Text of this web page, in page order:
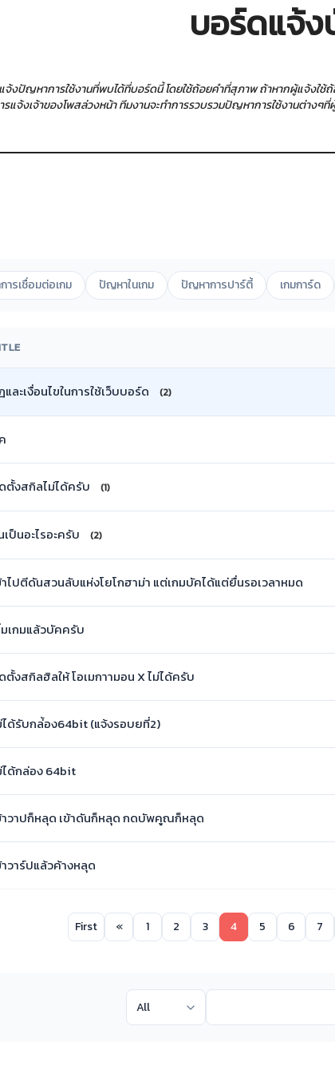
บอร์ดแจ้
จ้งปัญหาการใช้งานที่พบได้ที่บอร์ดนี้ โดยใช้ถ้อยคำที่สุภาพ ถ้าหากผู้แจ้งใ
รแจ้งเจ้าของโพสล่วงหน้า ทีมงานจะทำการรวบรวมปัญหาการใช้งานต่าง
ารเชื่อมต่อเกม ปัญหาในเกม ปัญหาการปาร์ตี้ เกมการ์ด
ละเงื่อนไขในการใช้เว็บบอร์ด (2)
ตั้งสกิลไม่ได้ครับ (1)
เป็นอะไรอะครับ (2)
าไปตีดันสวนลับแห่งโยโกฮาม่า แต่เกมบัคได้แต่ยื่นรอเวลาหมด
มเกมแล้วบัคครับ
ตั้งสกิลฮิลให้ โอเมกาามอน X ไม่ได้ครับ
ได้รับกล่้อง64bit (แจ้งรอบยที่2)
ได้กล่อง 64bit
าวาปก็หลุด เข้าดันก็หลุด กดบัพคูณก็หลุด
าวาร์ปแล้วค้างหลุด
First « 1 2 3 4 5 6 7